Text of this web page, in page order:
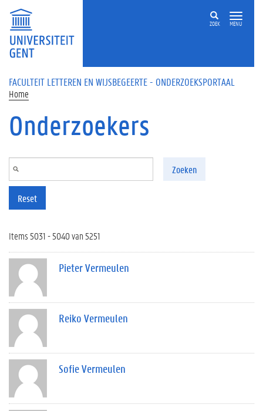
Overslaan en naar de inhoud gaan
ZOEK MENU
FACULTEIT LETTEREN EN WIJSBEGEERTE - ONDERZOEKSPORTAAL
Home
Onderzoekers
Zoeken
Reset
Items 5031 - 5040 van 5251
Pieter Vermeulen
Reiko Vermeulen
Sofie Vermeulen